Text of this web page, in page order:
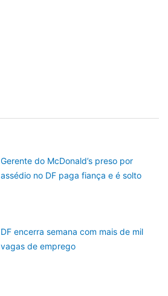
Gerente do McDonald’s preso por
assédio no DF paga fiança e é solto
DF encerra semana com mais de mil
vagas de emprego